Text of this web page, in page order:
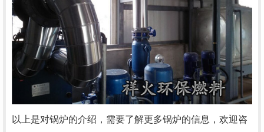
以上是对锅炉的介绍，需要了解更多锅炉的信息，欢迎咨